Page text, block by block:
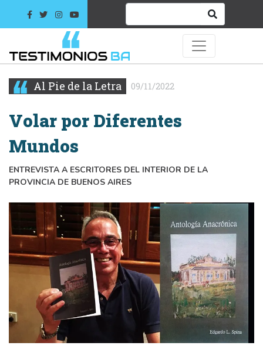
Al Pie de la Letra 09/11/2022
Volar por Diferentes
Mundos
ENTREVISTA A ESCRITORES DEL INTERIOR DE LA
PROVINCIA DE BUENOS AIRES